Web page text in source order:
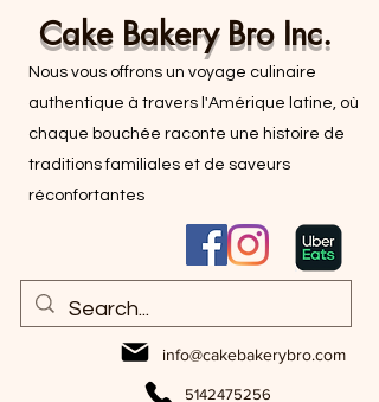
Cake Bakery Bro Inc.
Nous vous offrons un voyage culinaire
authentique à travers l'Amérique latine, où
chaque bouchée raconte une histoire de
traditions familiales et de saveurs
réconfortantes
info@cakebakerybro.com
5142475256